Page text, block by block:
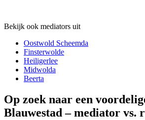
Bekijk ook mediators uit
Oostwold Scheemda
Finsterwolde
Heiligerlee
Midwolda
Beerta
Op zoek naar een
Blauwestad – mediator vs.